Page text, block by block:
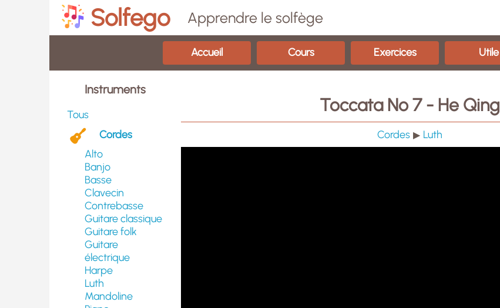
Solfego Apprendre le solfège
Accueil Cours Exercices Utile
Instruments
Tous
Cordes
Alto
Banjo
Basse
Clavecin
Contrebasse
Guitare classique
Guitare folk
Guitare
électrique
Harpe
Luth
Mandoline
Toccata No 7 - He Qing
Cordes ▶ Luth